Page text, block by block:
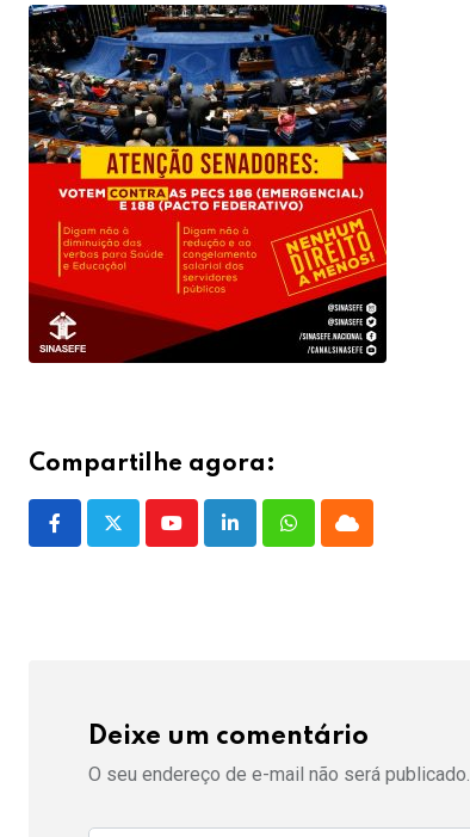
Compartilhe agora:
YoutubeLinkedInWhatsappCloud
Deixe um comentário
O seu endereço de e-mail não será publicado.